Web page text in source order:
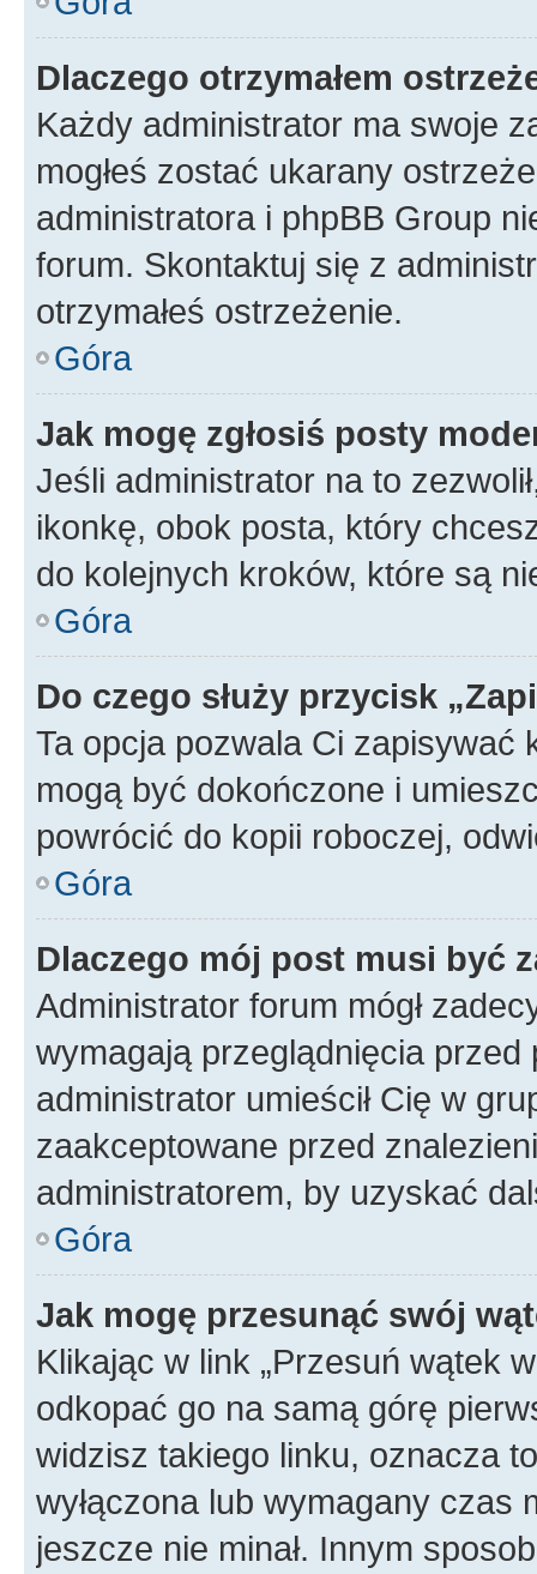
Dlaczego otrzymałem
Każdy administrator ma swoje
mogłeś zostać ukarany
administratora i phpBB Group
forum. Skontaktuj się z
otrzymałeś ostrzeżenie.
Góra
Jak mogę zgłosiś posty
Jeśli administrator na to
ikonkę, obok posta, który
do kolejnych kroków, które są
Góra
Do czego służy przycisk
Ta opcja pozwala Ci zapisywać
mogą być dokończone i
powrócić do kopii roboczej,
Góra
Dlaczego mój post musi być
Administrator forum mógł
wymagają przeglądnięcia
administrator umieścił Cię w
zaakceptowane przed
administratorem, by uzyskać
Góra
Jak mogę przesunąć swój
Klikając w link „Przesuń wątek
odkopać go na samą górę
widzisz takiego linku, oznacza
wyłączona lub wymagany czas
jeszcze nie minał. Innym